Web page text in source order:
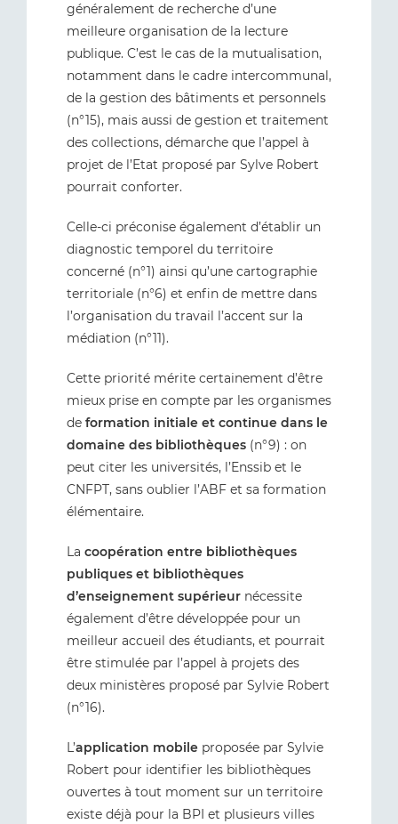
généralement de recherche d’une
meilleure organisation de la lecture
publique. C’est le cas de la mutualisation,
notamment dans le cadre intercommunal,
de la gestion des bâtiments et personnels
(n°15), mais aussi de gestion et traitement
des collections, démarche que l’appel à
projet de l’Etat proposé par Sylve Robert
pourrait conforter.
Celle-ci préconise également d’établir un
diagnostic temporel du territoire
concerné (n°1) ainsi qu’une cartographie
territoriale (n°6) et enfin de mettre dans
l’organisation du travail l’accent sur la
médiation (n°11).
Cette priorité mérite certainement d’être
mieux prise en compte par les organismes
de formation initiale et continue dans le
domaine des bibliothèques (n°9) : on
peut citer les universités, l’Enssib et le
CNFPT, sans oublier l’ABF et sa formation
élémentaire.
La coopération entre bibliothèques
publiques et bibliothèques
d’enseignement supérieur nécessite
également d’être développée pour un
meilleur accueil des étudiants, et pourrait
être stimulée par l’appel à projets des
deux ministères proposé par Sylvie Robert
(n°16).
L’application mobile proposée par Sylvie
Robert pour identifier les bibliothèques
ouvertes à tout moment sur un territoire
existe déjà pour la BPI et plusieurs villes